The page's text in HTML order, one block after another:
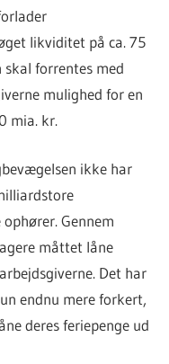
likviditet på ca. 75
forrentes med
mulighed for en
mia. kr.
ikke har
Gennem
måttet låne
Det har
endnu mere forkert,
deres feriepenge ud